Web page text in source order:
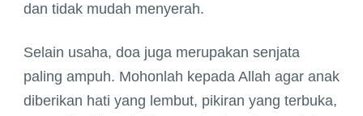
dan tidak mudah menyerah.
Selain usaha, doa juga merupakan senjata
paling ampuh. Mohonlah kepada Allah agar anak
diberikan hati yang lembut, pikiran yang terbuka,